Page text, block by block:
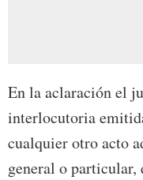
En la aclaración el
interlocutoria
cualquier otro acto
general o particular,